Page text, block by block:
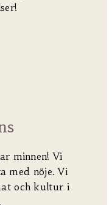
minnen! Vi
med nöje. Vi
och kultur i